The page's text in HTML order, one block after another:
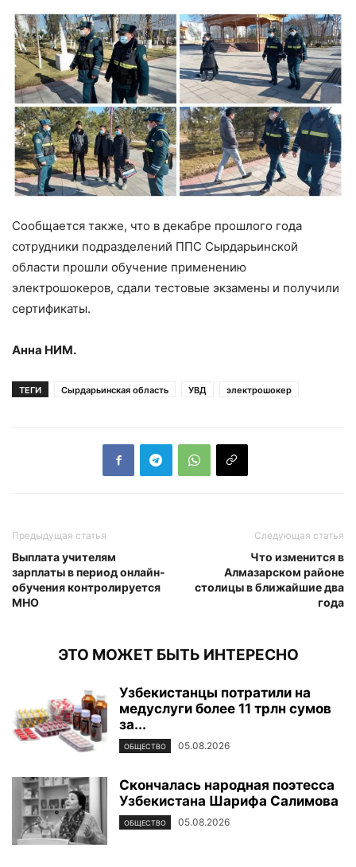
Сообщается также, что в декабре прошлого года
сотрудники подразделений ППС Сырдарьинской
области прошли обучение применению
электрошокеров, сдали тестовые экзамены и получили
сертификаты.
Анна НИМ.
ТЕГИ Сырдарьинская область УВД электрошокер
Предыдущая статья
Выплата учителям
зарплаты в период онлайн-
обучения контролируется
МНО
Следующая статья
Что изменится в
Алмазарском районе
столицы в ближайшие два
года
ЭТО МОЖЕТ БЫТЬ ИНТЕРЕСНО
Узбекистанцы потратили на
медуслуги более 11 трлн сумов
за...
ОБЩЕСТВО 05.08.2026
Скончалась народная поэтесса
Узбекистана Шарифа Салимова
ОБЩЕСТВО 05.08.2026